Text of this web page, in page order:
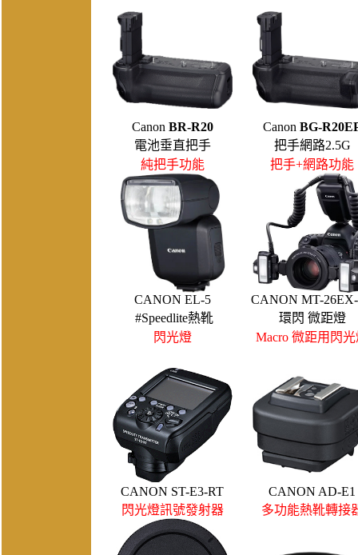
Canon BR-R20
電池垂直把手
純把手功能
Canon BG-
把手網路2.5G
把手+網路功能
CANON EL-5
#Speedlite熱靴
閃光燈
CANON MT-
環閃 微距燈
Macro 微距用閃
CANON ST-E3-RT
閃光燈訊號發射器
CANON AD-E1
多功能熱靴轉接